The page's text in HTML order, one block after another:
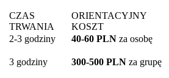
CZAS
TRWANIA
ORIENTACYJNY
KOSZT
2-3 godziny 40-60 PLN za osobę
3 godziny 300-500 PLN za grupę